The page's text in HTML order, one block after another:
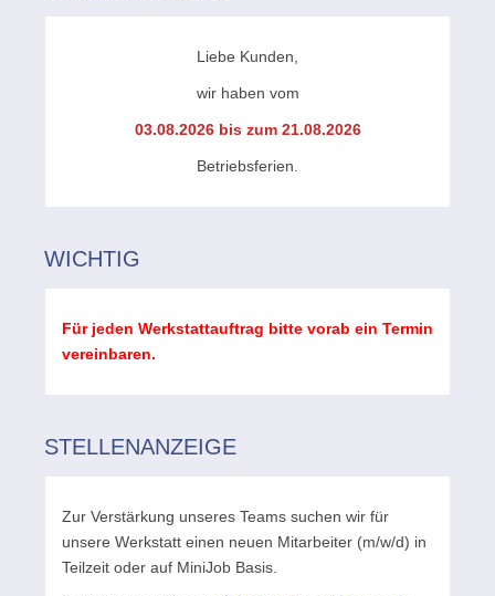
Liebe Kunden,
wir haben vom
03.08.2026 bis zum 21.08.2026
Betriebsferien.
WICHTIG
Für jeden Werkstattauftrag bitte vorab ein Termin
vereinbaren.
STELLENANZEIGE
Zur Verstärkung unseres Teams suchen wir für
unsere Werkstatt einen neuen Mitarbeiter (m/w/d) in
Teilzeit oder auf MiniJob Basis.